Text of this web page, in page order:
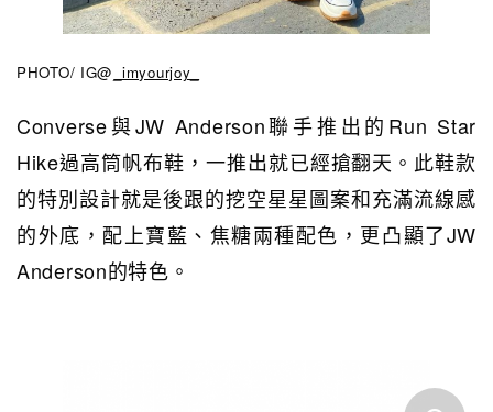
PHOTO/ IG@ _imyourjoy_
Converse與JW Anderson聯手推出的Run Star
Hike過高筒帆布鞋，一推出就已經搶翻天。此鞋款
的特別設計就是後跟的挖空星星圖案和充滿流線感
的外底，配上寶藍、焦糖兩種配色，更凸顯了JW
Anderson的特色。